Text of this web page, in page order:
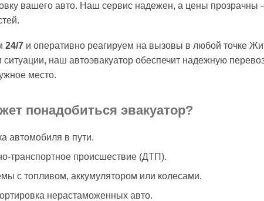
вашего авто. Наш сервис надежен, а цены прозрачны
24/7 и оперативно реагируем на вызовы в любой точке
ситуации, наш автоэвакуатор обеспечит надежную
место.
понадобиться эвакуатор?
автомобиля в пути.
транспортное происшествие (ДТП).
с топливом, аккумулятором или колесами.
нерастаможенных авто.